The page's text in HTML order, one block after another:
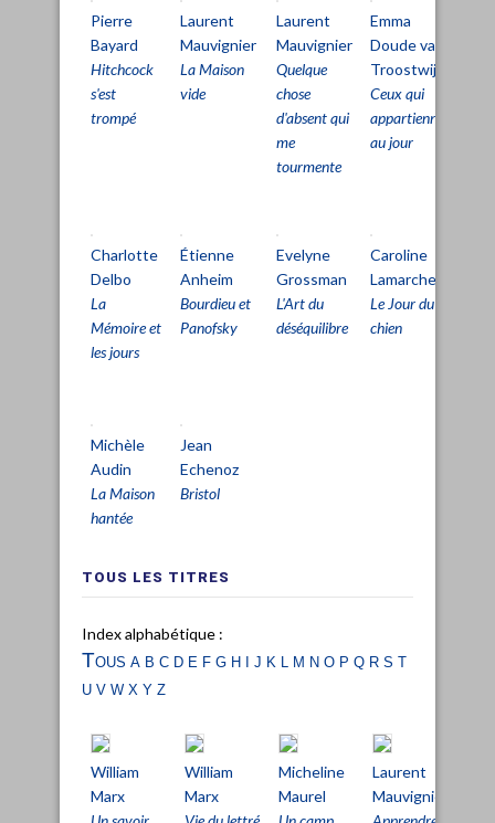
Pierre
Bayard
Hitchcock
s'est
trompé
Laurent
Mauvignier
La Maison
vide
Laurent
Mauvignier
Quelque
chose
d'absent qui
me
tourmente
Emma
Doude van
Troostwijk
Ceux qui
appartiennent
au jour
Charlotte
Delbo
La
Mémoire et
les jours
Étienne
Anheim
Bourdieu et
Panofsky
Evelyne
Grossman
L'Art du
déséquilibre
Caroline
Lamarche
Le Jour du
chien
Michèle
Audin
La Maison
hantée
Jean
Echenoz
Bristol
TOUS LES TITRES
Index alphabétique :
Tous a b c d e fg h i j k l m no p q rs t
uvwx yz
William
Marx
William
Marx
Micheline
Maurel
Laurent
Mauvignier